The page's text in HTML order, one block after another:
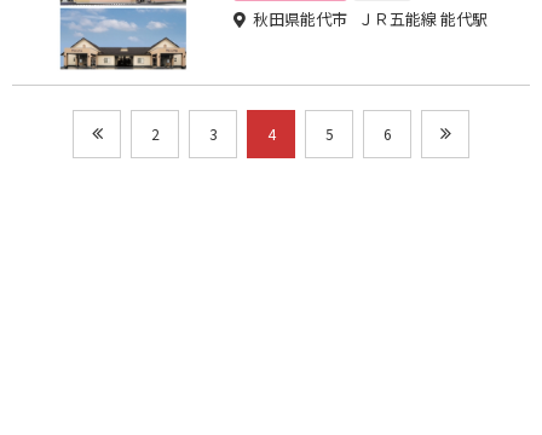
秋田県能代市 ＪＲ五能線 能代駅
2 3 4 5 6